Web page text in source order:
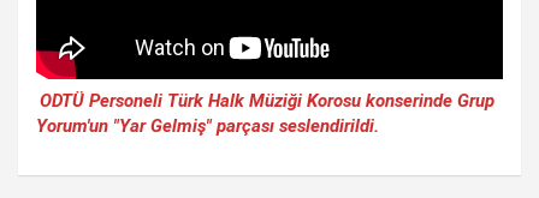
ODTÜ Personeli Türk Halk Müziği Korosu konserinde Grup
Yorum'un "Yar Gelmiş" parçası seslendirildi.